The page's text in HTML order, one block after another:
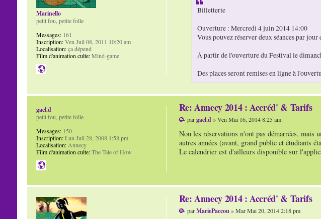
Billetterie
Ouverture : Mercredi 4 juin 2014 14:00
Vous pouvez réserver deux séances par
À partir de l'ouverture du Festival le
Des places seront remises en ligne à
Marinello
petit fou, petite folle
Messages:161
Inscription:Ven Juil 08, 2011 10:20 am
Localisation:ça dépend
Film d'animation culte:Mind-game
Re: Annecy 2014 : Accréd' & Tarifs
pargael.d » Ven Mai 16, 2014 8:25 am
Non les réservations n'ont pas démarrées, mais
autres années (avant, grand public et étudiants
Le calendrier est d'ailleurs disponible sur
gael.d
petit fou, petite folle
Messages:150
Inscription:Lun Juil 28, 2008 1:58 pm
Localisation:Annecy
Film d'animation culte:The Tale of How
Re: Annecy 2014 : Accréd' & Tarifs
parMariePaccou » Mar Mai 20, 2014 2:18 pm